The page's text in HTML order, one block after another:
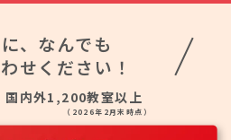
、なんでも
せください！
国内外1,200教室以上
（2026年2月末時点）